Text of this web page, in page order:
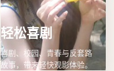
轻松喜剧
喜剧、校园、青春与反套路
故事，带来轻快观影体验。